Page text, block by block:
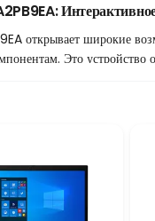
широкие
Это
Сочетание
экрана
делает взаимодействие с
несколькими